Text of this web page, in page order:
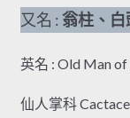
又名 :翁柱、白
英名 : Old Man
仙人掌科